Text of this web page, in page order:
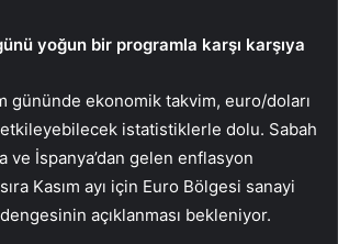
yoğun bir programla karşı karşıya
gününde ekonomik takvim, euro/doları
istatistiklerle dolu. Sabah
ve İspanya’dan gelen enflasyon
Kasım ayı için Euro Bölgesi sanayi
açıklanması bekleniyor.